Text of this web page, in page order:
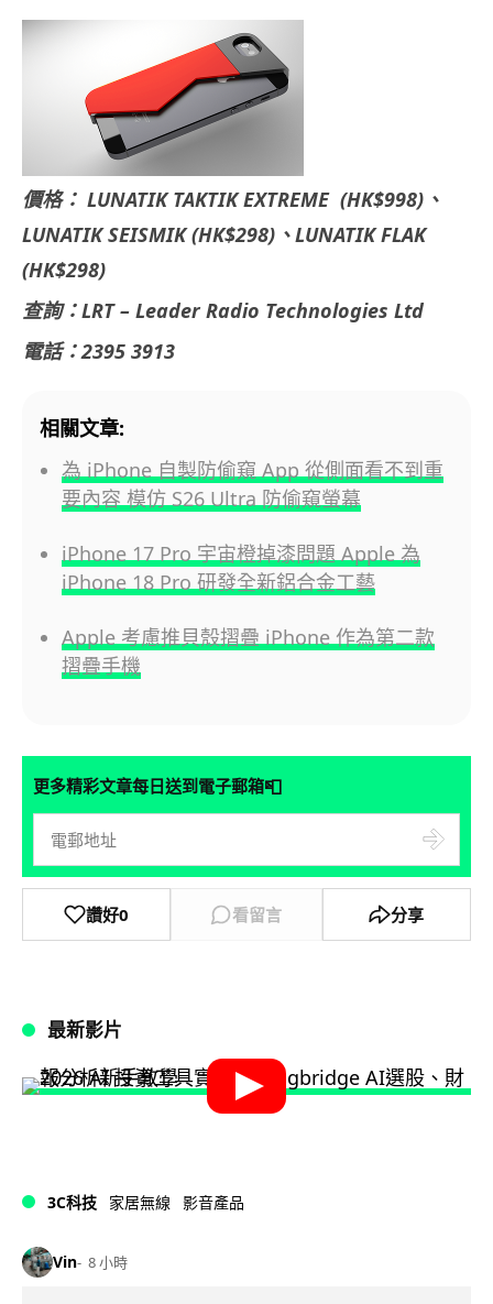
價格： LUNATIK TAKTIK EXTREME (HK$998)、
LUNATIK SEISMIK (HK$298)、LUNATIK FLAK
(HK$298)
查詢：LRT – Leader Radio Technologies Ltd
電話：2395 3913
相關文章:
為 iPhone 自製防偷窺 App 從側面看不到重
要內容 模仿 S26 Ultra 防偷窺螢幕
iPhone 17 Pro 宇宙橙掉漆問題 Apple 為
iPhone 18 Pro 研發全新鋁合金工藝
Apple 考慮推貝殼摺疊 iPhone 作為第二款
摺疊手機
更多精彩文章每日送到電子郵箱📮
讚好0 看留言 分享
最新影片
3C科技 家居無線 影音產品
Vin 8 小時